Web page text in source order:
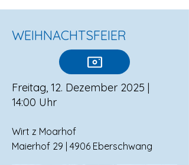
WEIHNACHTSFEIER
Freitag, 12. Dezember 2025 |
14:00 Uhr​
Wirt z Moarhof
Maierhof 29 | 4906 Eberschwang